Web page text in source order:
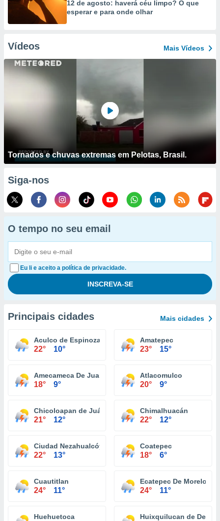
12 de agosto: haverá céu limpo? O que
esperar e para onde olhar
Vídeos Mais Vídeos
Tornados e chuvas extremas em Pelotas, Brasil.
Siga-nos
O tempo no seu email
Eu li e aceito a política de privacidade.
Principais cidades Mais cidades
Aculco de Espinoza
22° 10°
Amatepec
23° 15°
Amecameca De Juarez
18° 9°
Atlacomulco
20° 9°
Chicoloapan de Juárez
21° 12°
Chimalhuacán
22° 12°
Ciudad Nezahualcóyotl
22° 13°
Coatepec
18° 6°
Cuautitlan
24° 11°
Ecatepec De Morelos
24° 11°
Huehuetoca Huixquilucan de